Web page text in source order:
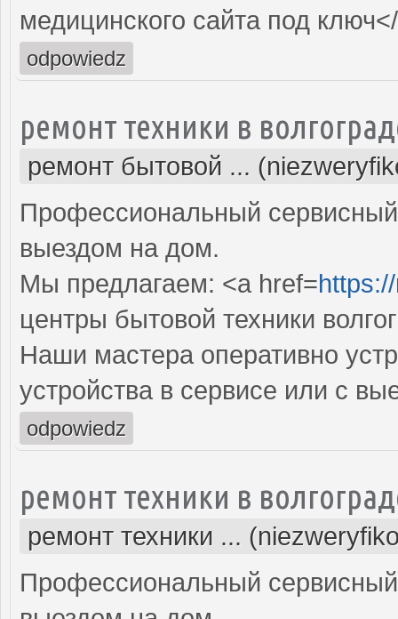
медицинского сайта под
odpowiedz
ремонт техники в
ремонт бытовой ...
Профессиональный
выездом на дом.
Мы предлагаем: <a href=
центры бытовой техники
Наши мастера оперативно
устройства в сервисе или с
odpowiedz
ремонт техники в
ремонт техники ...
Профессиональный